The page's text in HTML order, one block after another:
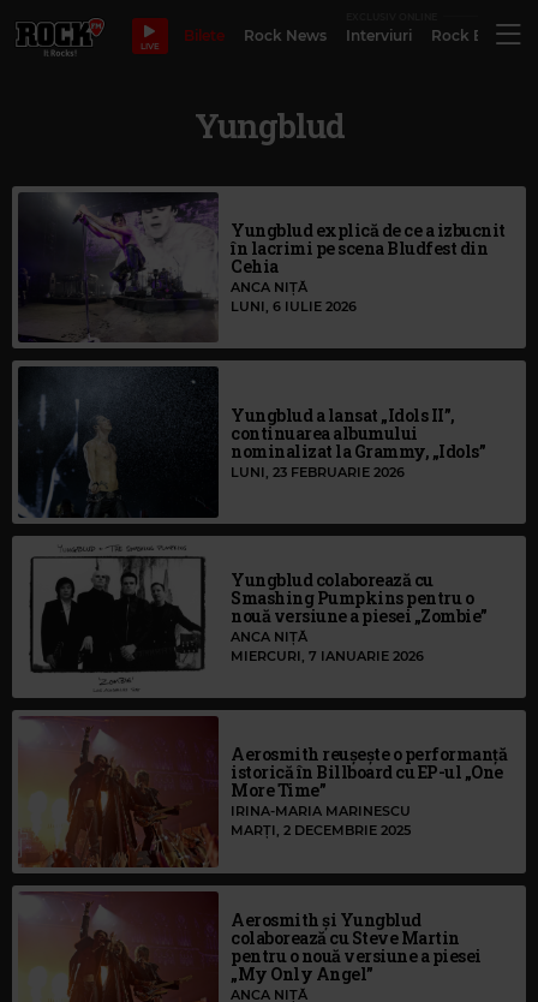
LIVE
Bilete Rock News Interviuri Rock
Yungblud
Yungblud explică de ce a izbucnit
în lacrimi pe scena Bludfest din
Cehia
ANCA NIȚĂ
LUNI, 6 IULIE 2026
Yungblud a lansat „Idols II”,
continuarea albumului
nominalizat la Grammy, „Idols”
LUNI, 23 FEBRUARIE 2026
Yungblud colaborează cu
Smashing Pumpkins pentru o
nouă versiune a piesei „Zombie”
ANCA NIȚĂ
MIERCURI, 7 IANUARIE 2026
Aerosmith reușește o performanță
istorică în Billboard cu EP-ul „One
More Time”
IRINA-MARIA MARINESCU
MARȚI, 2 DECEMBRIE 2025
Aerosmith și Yungblud
colaborează cu Steve Martin
pentru o nouă versiune a piesei
„My Only Angel”
ANCA NIȚĂ